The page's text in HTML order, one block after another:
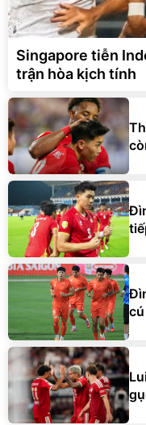
Singapore tiễn
trận hòa kịch tính